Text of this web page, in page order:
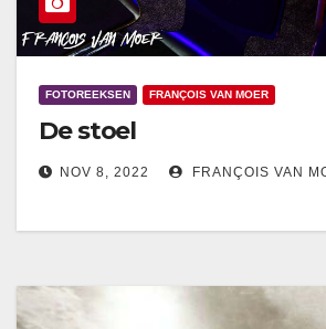
FOTOREEKSEN FRANÇOIS VAN MOER
De stoel
NOV 8, 2022 FRANÇOIS VAN